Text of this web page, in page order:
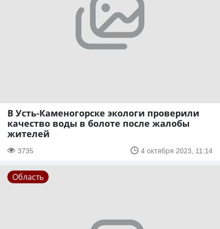
В Усть-Каменогорске экологи проверили
качество воды в болоте после жалобы
жителей
3735 4 октября 2023, 11:14
Область